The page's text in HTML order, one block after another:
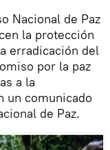
Nacional de Paz
la protección
erradicación del
por la paz
a la
un comunicado
de Paz.